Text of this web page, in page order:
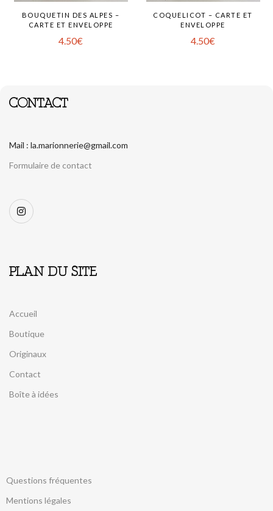
BOUQUETIN DES ALPES –
CARTE ET ENVELOPPE
4.50€
COQUELICOT – CARTE ET
ENVELOPPE
4.50€
CONTACT
Mail : la.marionnerie@gmail.com
Formulaire de contact
PLAN DU SITE
Accueil
Boutique
Originaux
Contact
Boîte à idées
Questions fréquentes
Mentions légales